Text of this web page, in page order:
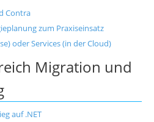
Contra
zum Praxiseinsatz
oder Services (in der Cloud)
Migration und
auf .NET